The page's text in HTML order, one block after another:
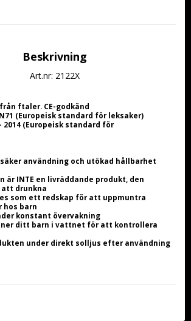
Beskrivning
Art.nr: 2122X
ftaler. CE-godkänd
(Europeisk standard för leksaker)
- 2014 (Europeisk standard för
användning och utökad hållbarhet
är INTE en livräddande produkt, den
drunkna
som ett redskap för att uppmuntra
barn
konstant övervakning
ner ditt barn i vattnet för att kontrollera
under direkt solljus efter användning